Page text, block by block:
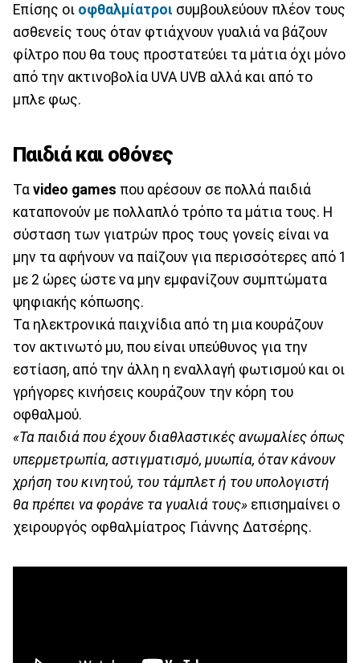
Επίσης οι οφθαλμίατροι συμβουλεύουν πλέον τους
ασθενείς τους όταν φτιάχνουν γυαλιά να βάζουν
φίλτρο που θα τους προστατεύει τα μάτια όχι μόνο
από την ακτινοβολία UVA UVB αλλά και από το
μπλε φως.
Παιδιά και οθόνες
Τα video games που αρέσουν σε πολλά παιδιά
καταπονούν με πολλαπλό τρόπο τα μάτια τους. Η
σύσταση των γιατρών προς τους γονείς είναι να
μην τα αφήνουν να παίζουν για περισσότερες από 1
με 2 ώρες ώστε να μην εμφανίζουν συμπτώματα
ψηφιακής κόπωσης.
Τα ηλεκτρονικά παιχνίδια από τη μια κουράζουν
τον ακτινωτό μυ, που είναι υπεύθυνος για την
εστίαση, από την άλλη η εναλλαγή φωτισμού και οι
γρήγορες κινήσεις κουράζουν την κόρη του
οφθαλμού.
«Τα παιδιά που έχουν διαθλαστικές ανωμαλίες όπως
υπερμετρωπία, αστιγματισμό, μυωπία, όταν κάνουν
χρήση του κινητού, του τάμπλετ ή του υπολογιστή
θα πρέπει να φοράνε τα γυαλιά τους» επισημαίνει ο
χειρουργός οφθαλμίατρος Γιάννης Δατσέρης.